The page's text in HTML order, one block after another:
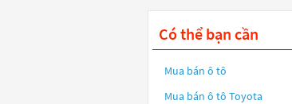
Có thể bạn cần
Mua bán ô tô
Mua bán ô tô Toyota